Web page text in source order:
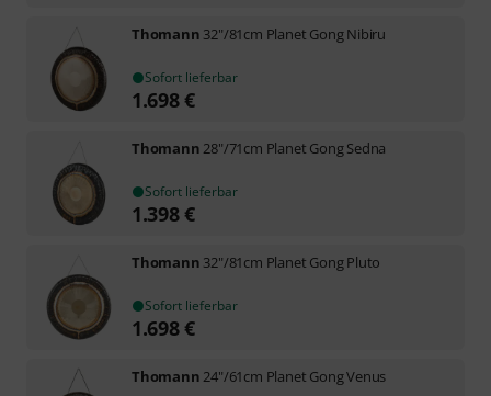
Thomann 32"/81cm Planet Gong Nibiru
Sofort lieferbar
1.698€
Thomann 28"/71cm Planet Gong Sedna
Sofort lieferbar
1.398€
Thomann 32"/81cm Planet Gong Pluto
Sofort lieferbar
1.698€
Thomann 24"/61cm Planet Gong Venus